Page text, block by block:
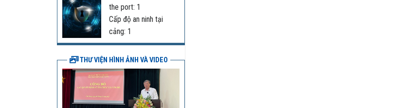
the port: 1
Cấp độ an ninh tại
cảng: 1
THƯ VIỆN HÌNH ẢNH VÀ VIDEO